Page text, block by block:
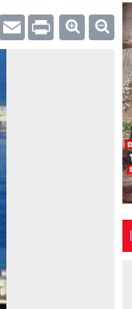
Twitter Email Print